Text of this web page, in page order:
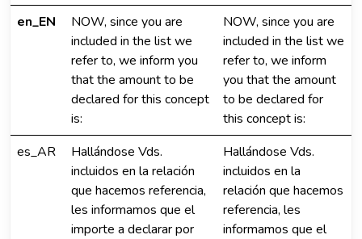
en_EN
NOW, since you are
included in the list we
refer to, we inform you
that the amount to be
declared for this concept
is:
NOW, since you are
included in the list we
refer to, we inform
you that the amount
to be declared for
this concept is:
es_AR
Hallándose Vds.
incluidos en la relación
que hacemos referencia,
les informamos que el
importe a declarar por
Hallándose Vds.
incluidos en la
relación que hacemos
referencia, les
informamos que el